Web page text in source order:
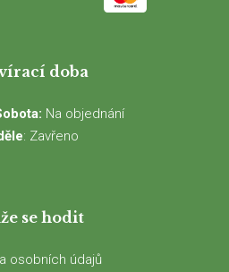
doba
Na objednání
: Zavřeno
se hodit
osobních údajů